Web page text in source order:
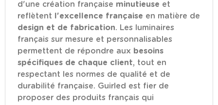
d'une création française minutieuse et
reflètent
l'excellence française en matière de
design et de fabrication. Les luminaires
français sur mesure et personnalisables
permettent de répondre aux besoins
spécifiques de chaque client, tout en
respectant les normes de qualité et de
durabilité française. Guirled est fier de
proposer des produits français qui